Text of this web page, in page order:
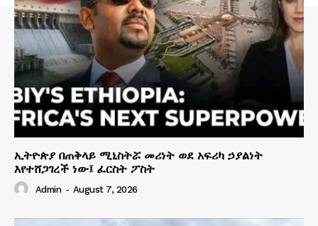
ኢትዮጵያ በጠቅላይ ሚኒስትሯ መሪነት ወደ አፍሪካ ኃያልነት
እየተሸጋገረች ነው፤ ፈርስት ፖስት
Admin - August 7, 2026